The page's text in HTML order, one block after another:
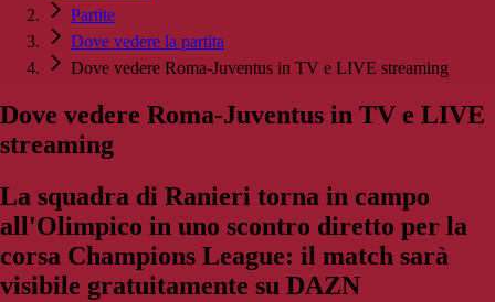
Partite
Dove vedere la partita
Dove vedere Roma-Juventus in TV e LIVE streaming
Dove vedere Roma-Juventus in TV e LIVE
streaming
La squadra di Ranieri torna in campo
all'Olimpico in uno scontro diretto per la
corsa Champions League: il match sarà
visibile gratuitamente su DAZN